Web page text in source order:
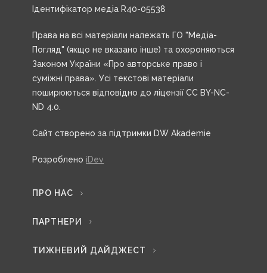
Ідентифікатор медіа R40-05538
Права на всі матеріали належать ГО "Медіа-
Погляд" (якщо не вказано інше) та охороняються
Законом України «Про авторське право і
суміжні права». Усі текстові матеріали
поширюються відповідно до ліцензії CC BY-NC-
ND 4.0.
Сайт створено за підтримки DW Akademie
Розроблено iDev
ПРО НАС
ПАРТНЕРИ
ТИЖНЕВИЙ ДАЙДЖЕСТ